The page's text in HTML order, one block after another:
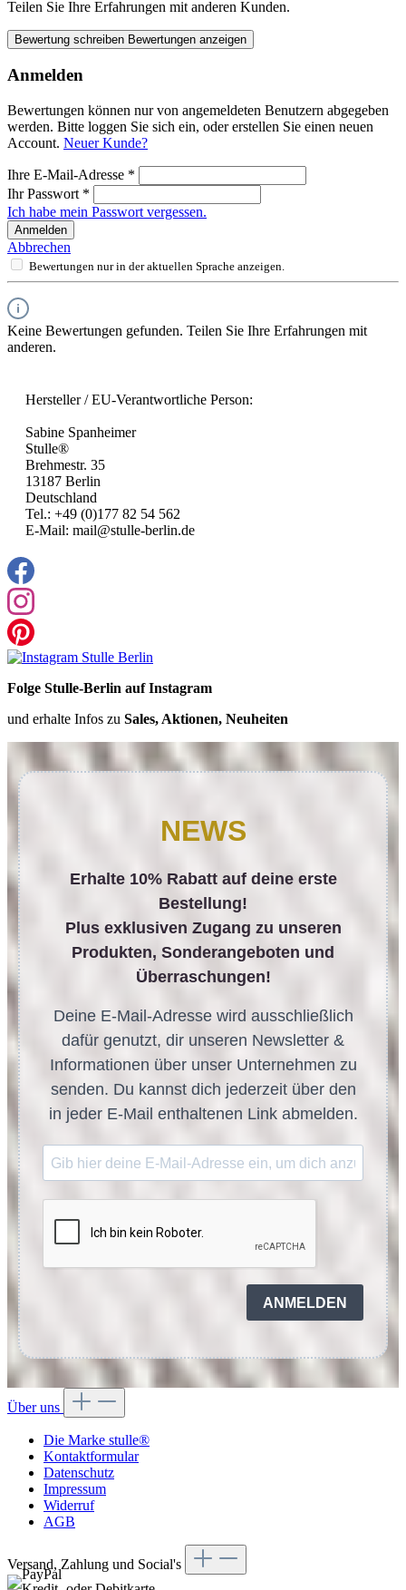
Teilen Sie Ihre Erfahrungen mit anderen Kunden.
Bewertung schreiben Bewertungen anzeigen
Anmelden
Bewertungen können nur von angemeldeten Benutzern abgegeben
werden. Bitte loggen Sie sich ein, oder erstellen Sie einen neuen
Account. Neuer Kunde?
Ihre E-Mail-Adresse *
Ihr Passwort *
Ich habe mein Passwort vergessen.
Anmelden
Abbrechen
Bewertungen nur in der aktuellen Sprache anzeigen.
Keine Bewertungen gefunden. Teilen Sie Ihre Erfahrungen mit
anderen.
Hersteller / EU-Verantwortliche Person:
Sabine Spanheimer
Stulle®
Brehmestr. 35
13187 Berlin
Deutschland
Tel.: +49 (0)177 82 54 562
E-Mail: mail@stulle-berlin.de
Folge Stulle-Berlin auf Instagram
und erhalte Infos zu Sales, Aktionen, Neuheiten
NEWS
Erhalte 10% Rabatt auf deine erste
Bestellung!
Plus exklusiven Zugang zu unseren
Produkten, Sonderangeboten und
Überraschungen!
Deine E-Mail-Adresse wird ausschließlich
dafür genutzt, dir unseren Newsletter &
Informationen über unser Unternehmen zu
senden. Du kannst dich jederzeit über den
in jeder E-Mail enthaltenen Link abmelden.
ANMELDEN
Über uns
Die Marke stulle®
Kontaktformular
Datenschutz
Impressum
Widerruf
AGB
Versand, Zahlung und Social's